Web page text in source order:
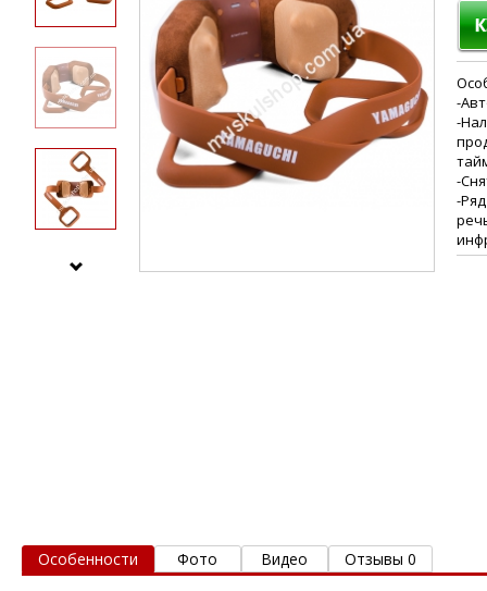
-
-
-
-
Особенности Фото Видео Отзывы 0